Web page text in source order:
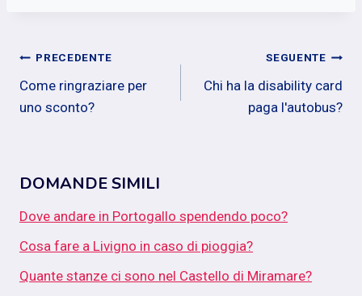
Navigazione
articoli
PRECEDENTE
Come ringraziare per
uno sconto?
SEGUENTE
Chi ha la disability card
paga l'autobus?
DOMANDE SIMILI
Dove andare in Portogallo spendendo poco?
Cosa fare a Livigno in caso di pioggia?
Quante stanze ci sono nel Castello di Miramare?